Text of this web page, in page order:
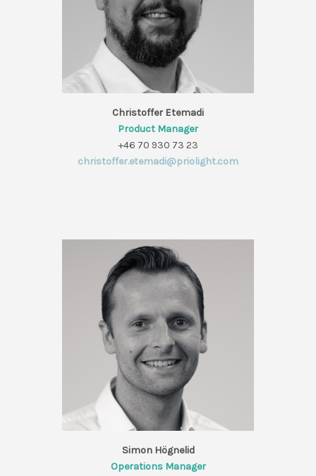
Christoffer Etemadi
Product Manager
+46 70 930 73 23
christoffer.etemadi@priolight.com
Simon Högnelid
Operations Manager